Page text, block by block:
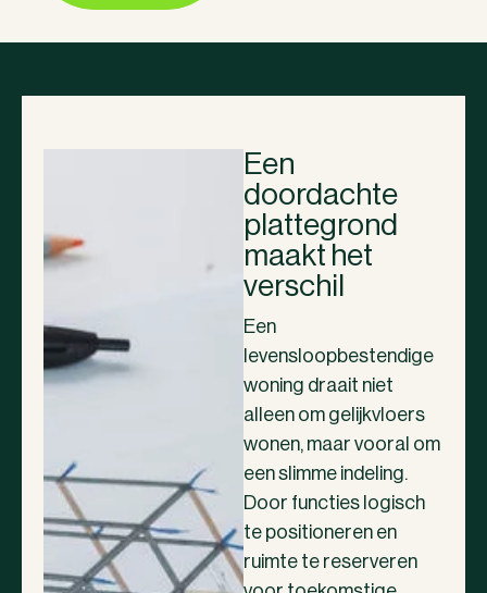
Een
doordachte
plattegrond
maakt het
verschil
Een
levensloopbestendige
woning draait niet
alleen om gelijkvloers
wonen, maar vooral om
een slimme indeling.
Door functies logisch
te positioneren en
ruimte te reserveren